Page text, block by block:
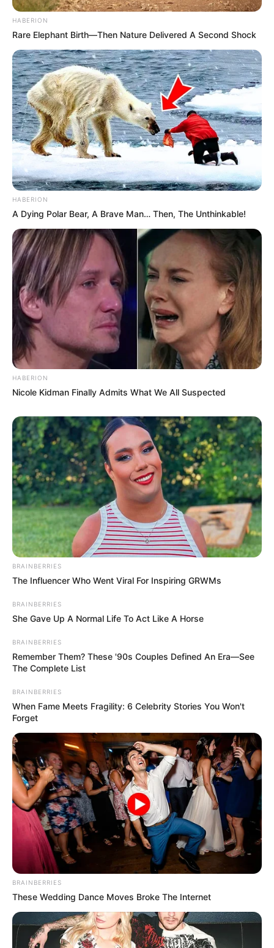
HABERION
Rare Elephant Birth—Then Nature Delivered A Second Shock
HABERION
A Dying Polar Bear, A Brave Man… Then, The Unthinkable!
HABERION
Nicole Kidman Finally Admits What We All Suspected
BRAINBERRIES
The Influencer Who Went Viral For Inspiring GRWMs
BRAINBERRIES
She Gave Up A Normal Life To Act Like A Horse
BRAINBERRIES
Remember Them? These '90s Couples Defined An Era—See
The Complete List
BRAINBERRIES
When Fame Meets Fragility: 6 Celebrity Stories You Won't
Forget
BRAINBERRIES
These Wedding Dance Moves Broke The Internet